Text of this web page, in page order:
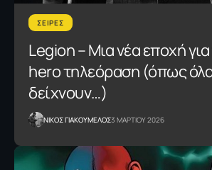
ΣΕΙΡΕΣ
Legion – Μια νέα εποχή
hero τηλεόραση (όπως
δείχνουν…)
NΙΚΟΣ ΓΙΑΚΟΥΜΕΛΟΣ3 ΜΑΡΤΙΟΥ 2026